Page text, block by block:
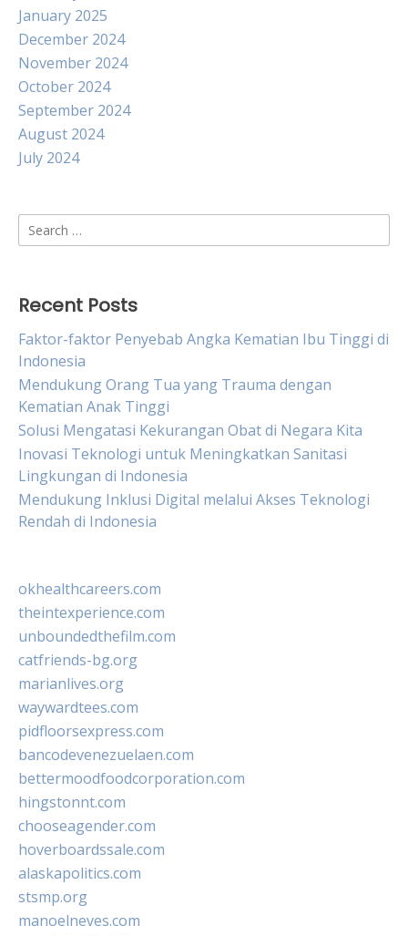
January 2025
December 2024
November 2024
October 2024
September 2024
August 2024
July 2024
Search
for:
Recent Posts
Faktor-faktor Penyebab Angka Kematian Ibu Tinggi di
Indonesia
Mendukung Orang Tua yang Trauma dengan
Kematian Anak Tinggi
Solusi Mengatasi Kekurangan Obat di Negara Kita
Inovasi Teknologi untuk Meningkatkan Sanitasi
Lingkungan di Indonesia
Mendukung Inklusi Digital melalui Akses Teknologi
Rendah di Indonesia
okhealthcareers.com
theintexperience.com
unboundedthefilm.com
catfriends-bg.org
marianlives.org
waywardtees.com
pidfloorsexpress.com
bancodevenezuelaen.com
bettermoodfoodcorporation.com
hingstonnt.com
chooseagender.com
hoverboardssale.com
alaskapolitics.com
stsmp.org
manoelneves.com